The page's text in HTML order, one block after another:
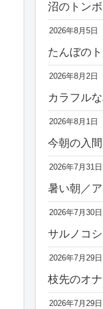
沼のトンボ
2026年8月5日
たんぼの
2026年8月2日
カラフル
2026年8月1日
今朝の入
2026年7月31日
暑い朝／
2026年7月30日
サルノコ
2026年7月29日
枝先のオ
2026年7月29日